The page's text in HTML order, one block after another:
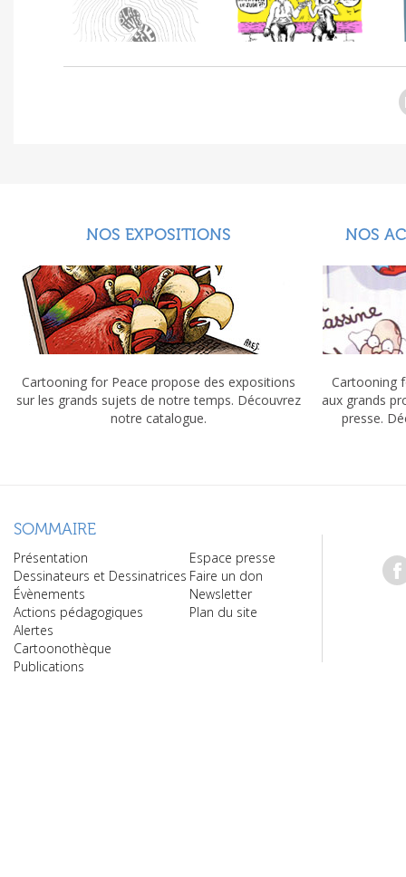
NOS EXPOSITIONS
Cartooning for Peace propose des expositions
sur les grands sujets de notre temps. Découvrez
notre catalogue.
NOS
Cartooning
aux grands
presse.
SOMMAIRE
Présentation
Dessinateurs et Dessinatrices
Évènements
Actions pédagogiques
Alertes
Cartoonothèque
Publications
Espace presse
Faire un don
Newsletter
Plan du site